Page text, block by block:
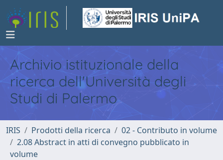
Archivio istituzionale della
ricerca dell'Università degli
Studi di Palermo
IRIS Prodotti della ricerca
02 - Contributo in volume
2.08 Abstract in atti di convegno pubblicato in
volume